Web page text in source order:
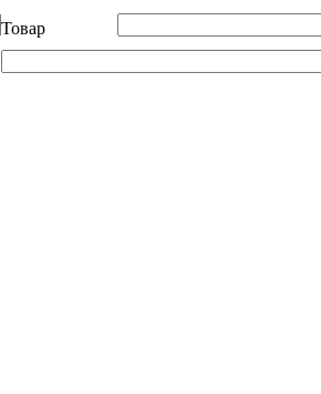
Товар
Allegro - Music: Музичні інструменти в